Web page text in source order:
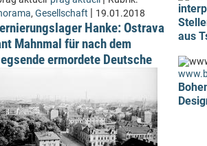
, Gesellschaft | 19.01.2018
Hanke: Ostrava
Mahnmal für nach dem
ermordete Deutsche
aus